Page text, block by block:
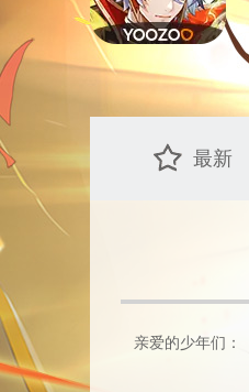
最新
亲爱的少年们：